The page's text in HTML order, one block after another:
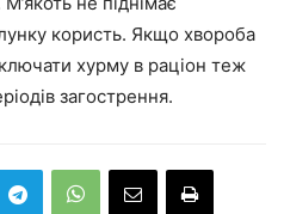
користь. Якщо хвороба
хурму в раціон теж
загострення.